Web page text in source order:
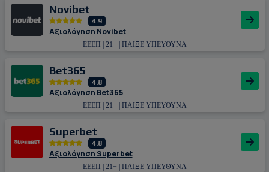
Novibet
4.9
Αξιολόγηση Novibet
ΕΕΕΠ | 21+ | ΠΑΙΞΕ ΥΠΕΥΘΥΝΑ
Bet365
4.8
Αξιολόγηση Bet365
ΕΕΕΠ | 21+ | ΠΑΙΞΕ ΥΠΕΥΘΥΝΑ
Superbet
4.8
Αξιολόγηση Superbet
ΕΕΕΠ | 21+ | ΠΑΙΞΕ ΥΠΕΥΘΥΝΑ